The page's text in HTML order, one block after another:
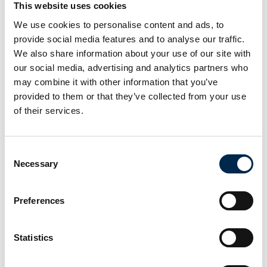
This website uses cookies
We use cookies to personalise content and ads, to
provide social media features and to analyse our traffic.
We also share information about your use of our site with
our social media, advertising and analytics partners who
may combine it with other information that you’ve
provided to them or that they’ve collected from your use
of their services.
Selection
Necessary
Preferences
Statistics
bæredygtighed i det
hele taget kommer i
centrum på Grøn
Transport-scenen, der
på årets udgave af
Transportmessen byder
på en lang række oplæg
og debatter om grønne
løsninger. T
Kom forbi vores stand
J7270 hos Truckplanner
DFDS
holder det cool
at automatisere
dine chauffører